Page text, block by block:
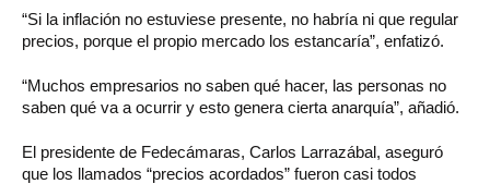
“Si la inflación no estuviese presente, no habría ni que regular
precios, porque el propio mercado los estancaría”, enfatizó.
“Muchos empresarios no saben qué hacer, las personas no
saben qué va a ocurrir y esto genera cierta anarquía”, añadió.
El presidente de Fedecámaras, Carlos Larrazábal, aseguró
que los llamados “precios acordados” fueron casi todos